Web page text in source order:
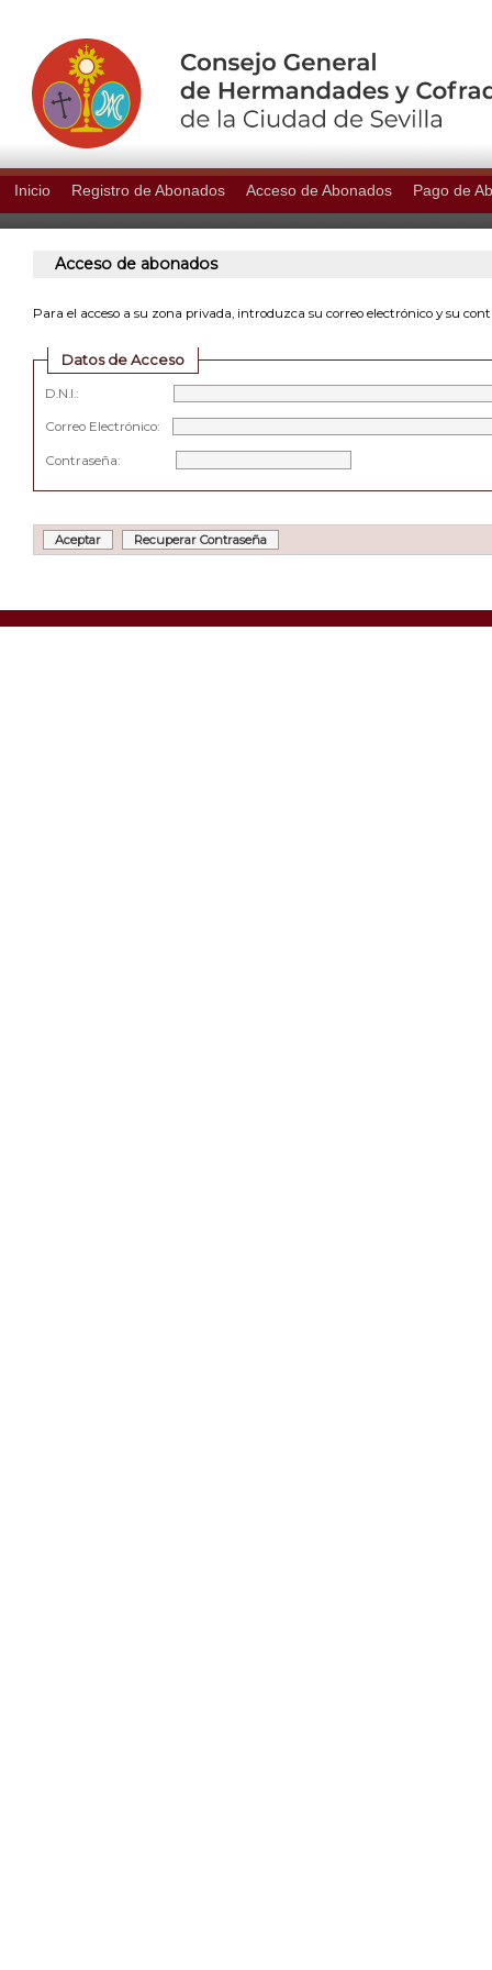
Inicio Registro de Abonados Acceso de Abonados Pago de
Acceso de abonados
Para el acceso a su zona privada, introduzca su correo electrónico y su
Datos de Acceso
D.N.I.:
Correo Electrónico:
Contraseña: